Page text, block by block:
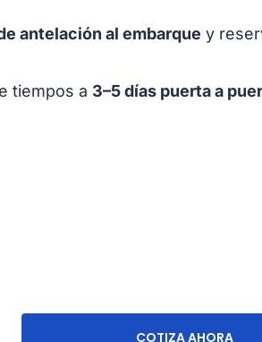
antelación al embarque y
tiempos a 3–5 días puerta a
COTIZA AHORA